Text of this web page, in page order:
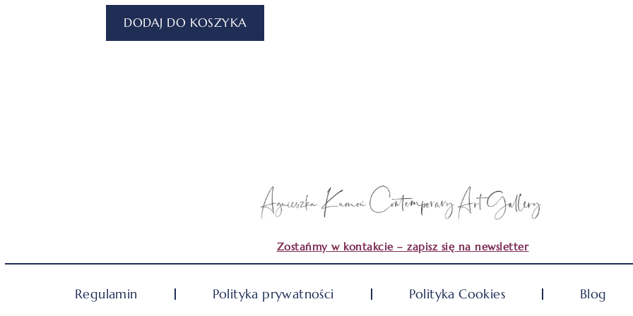
DODAJ DO KOSZYKA
Zostańmy w kontakcie – zapisz się na newsletter
Regulamin Polityka prywatności Polityka Cookies Blog